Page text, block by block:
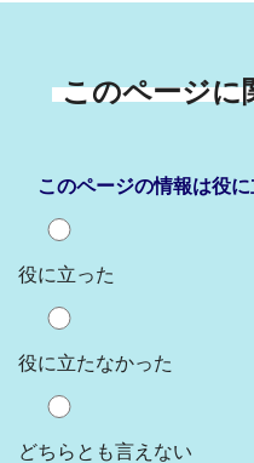
このページに
このページの情報は役
役に立った
役に立たなかった
どちらとも言えない